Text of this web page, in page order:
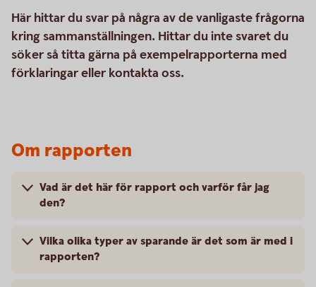
Här hittar du svar på några av de vanligaste frågorna
kring sammanställningen. Hittar du inte svaret du
söker så titta gärna på exempelrapporterna med
förklaringar eller kontakta oss.
Om rapporten
Vad är det här för rapport och varför får jag
den?
Vilka olika typer av sparande är det som är med i
rapporten?